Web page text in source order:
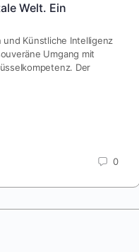
Welt. Ein
Künstliche Intelligenz
Umgang mit
Der
0